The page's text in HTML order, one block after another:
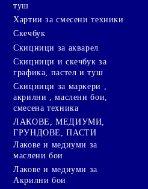
туш
Хартии за смесени техники
Скечбук
Скицници за акварел
Скицници и скечбук за
графика, пастел и туш
Скицници за маркери ,
акрилни , маслени бои,
смесена техника
ЛАКОВЕ, МЕДИУМИ,
ГРУНДОВЕ, ПАСТИ
Лакове и медиуми за
маслени бои
Лакове и медиуми за
Акрилни бои